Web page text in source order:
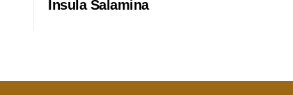
Insula Salamina